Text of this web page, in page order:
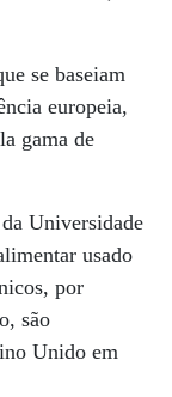
se baseiam
europeia,
gama de
Universidade
usado
por
são
Unido em